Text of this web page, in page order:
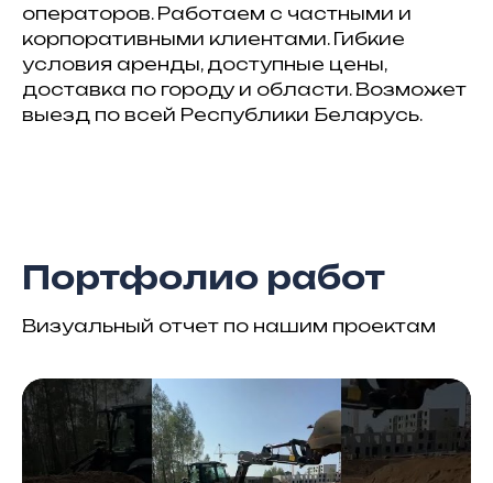
операторов. Работаем с частными и
корпоративными клиентами. Гибкие
условия аренды, доступные цены,
доставка по городу и области. Возможет
выезд по всей Республики Беларусь.
Портфолио работ
Визуальный отчет по нашим проектам